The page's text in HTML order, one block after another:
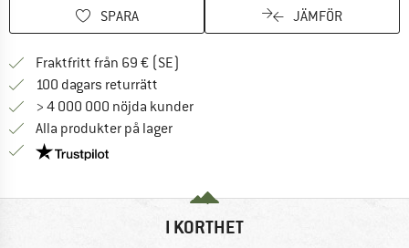
SPARA JÄMFÖR
Fraktfritt från 69 € (SE)
100 dagars returrätt
> 4 000 000 nöjda kunder
Alla produkter på lager
Trust Pilot-garanti - hitta all information här!
I KORTHET